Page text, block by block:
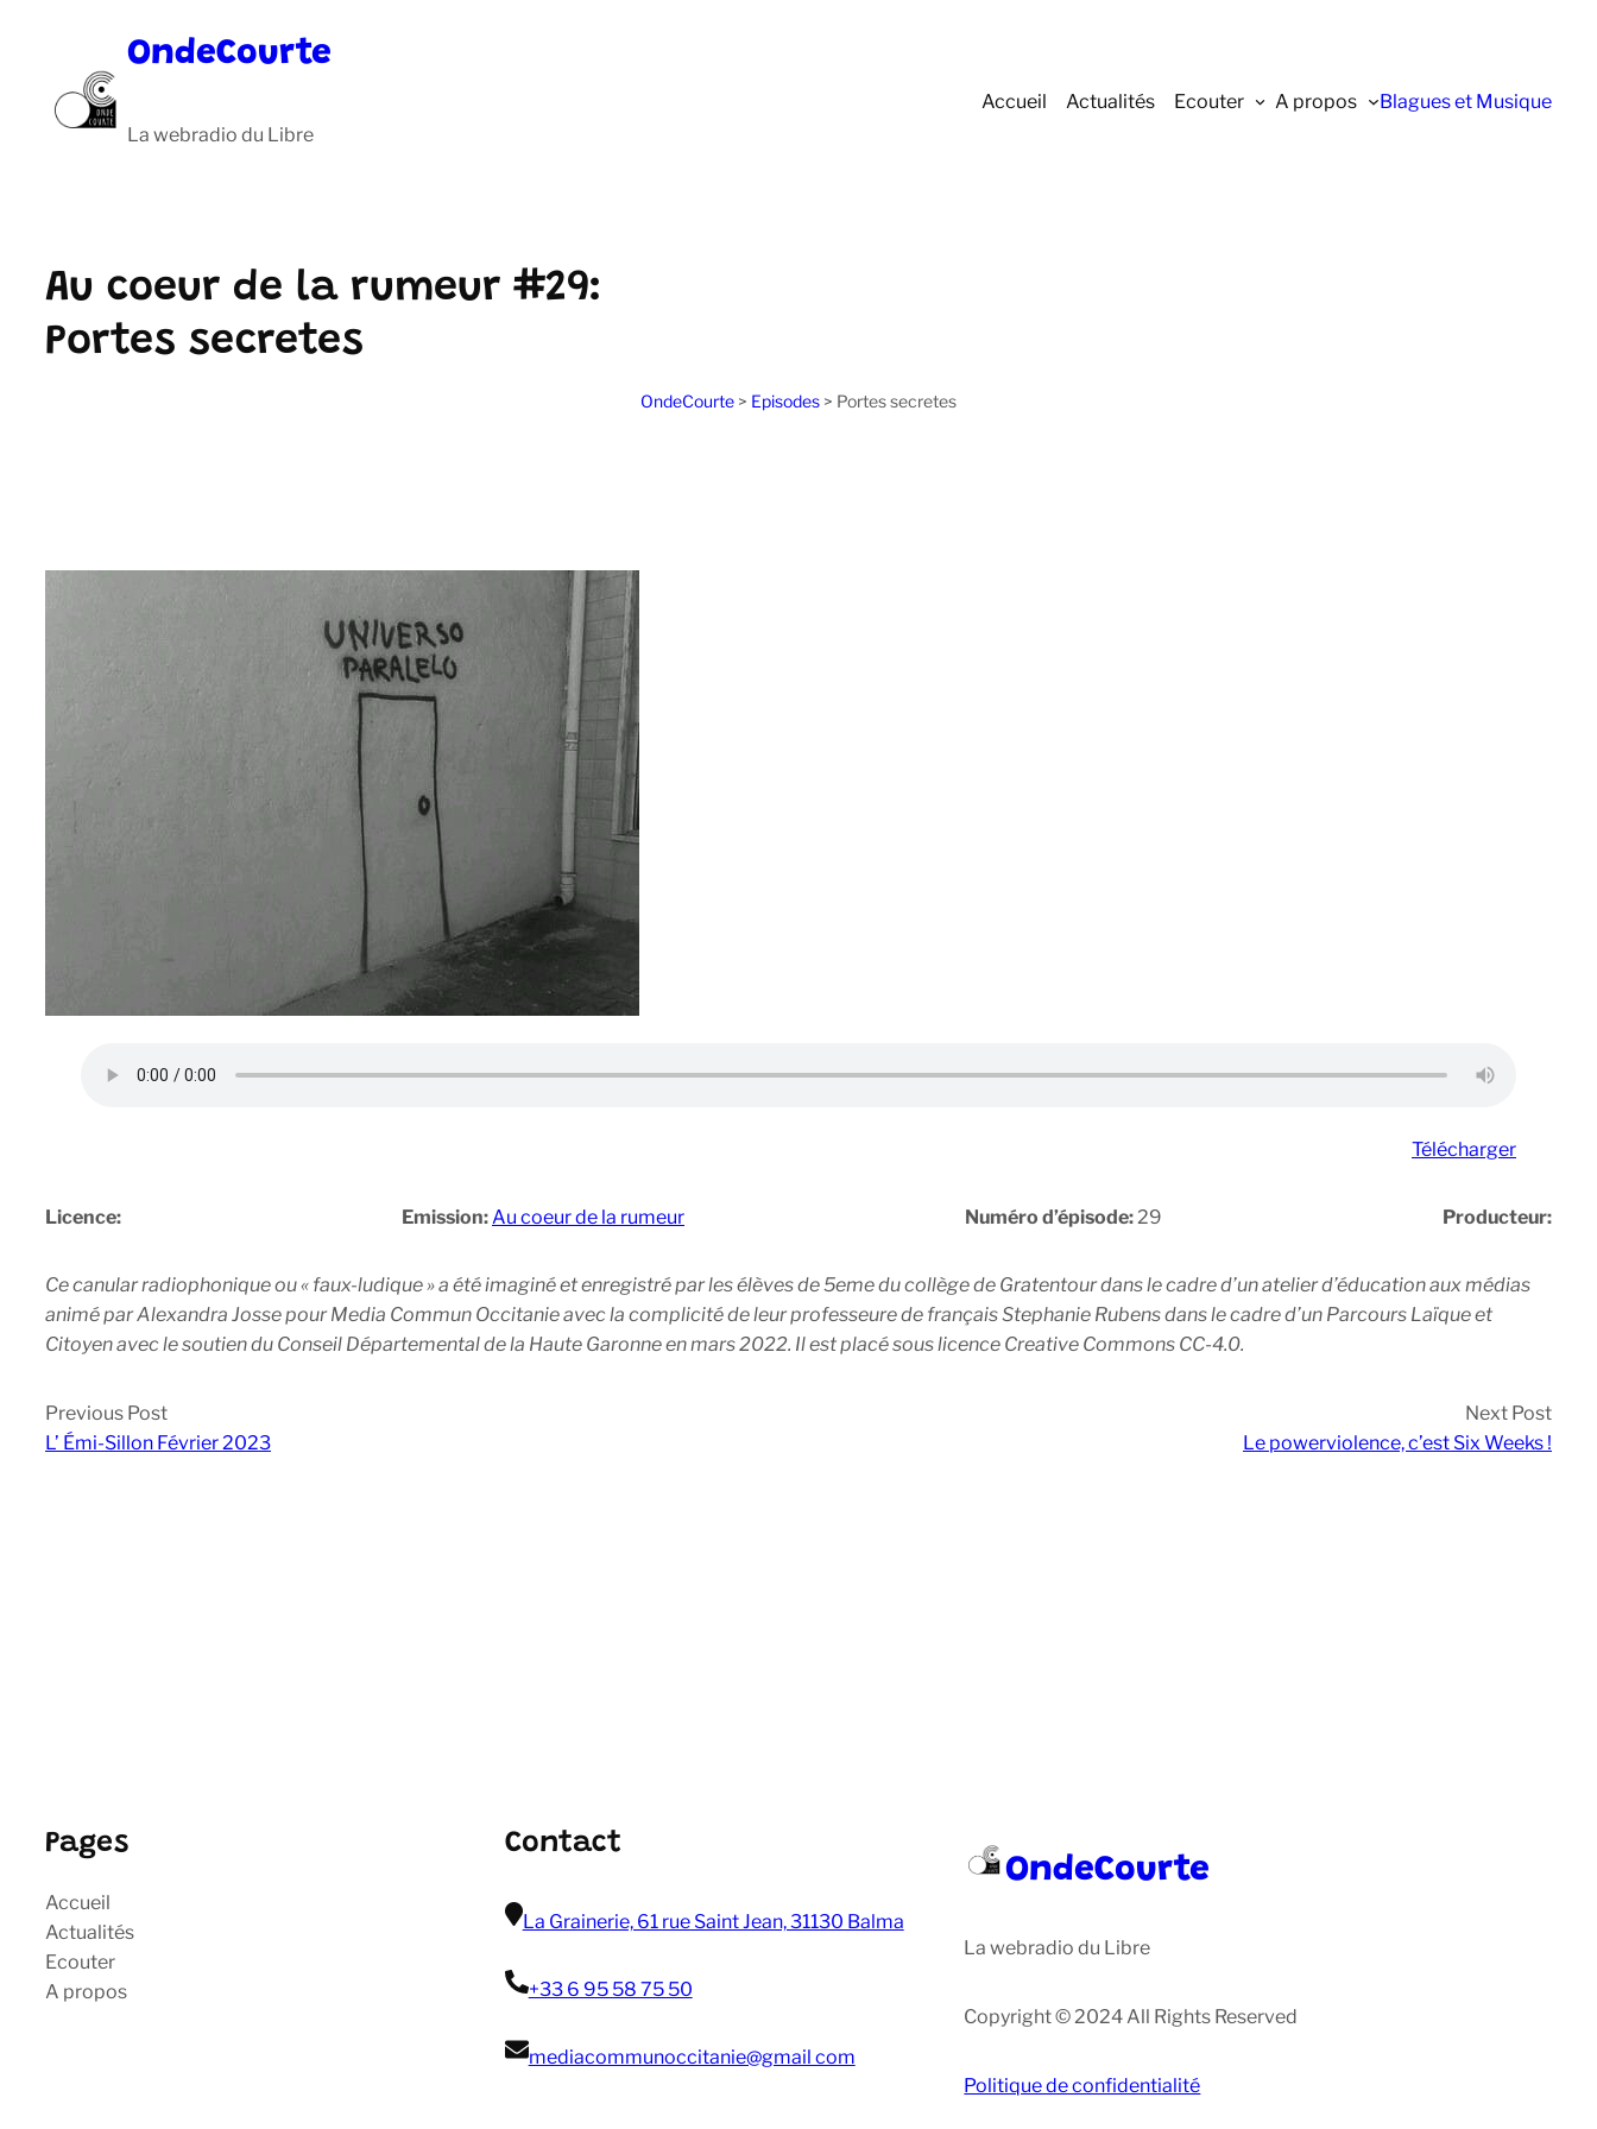
OndeCourte
La webradio du Libre
Accueil Actualités Ecouter A propos Blagues et Musique
Au coeur de la rumeur #29:
Portes secretes
OndeCourte > Episodes > Portes secretes
Télécharger
Licence: Emission:Au coeur de la rumeur Numéro d’épisode:29 Producteur:
Ce canular radiophonique ou « faux-ludique » a été imaginé et enregistré par les élèves de 5eme du collège de Gratentour dans le cadre d’un atelier d’éducation aux médias
animé par Alexandra Josse pour Media Commun Occitanie avec la complicité de leur professeure de français Stephanie Rubens dans le cadre d’un Parcours Laïque et
Citoyen avec le soutien du Conseil Départemental de la Haute Garonne en mars 2022. Il est placé sous licence Creative Commons CC-4.0.
Previous Post
L’ Émi-Sillon Février 2023
Next Post
Le powerviolence, c’est Six Weeks !
Pages
Accueil
Actualités
Ecouter
A propos
Contact
La Grainerie, 61 rue Saint Jean, 31130 Balma
+33 6 95 58 75 50
mediacommunoccitanie@gmail com
OndeCourte
La webradio du Libre
Copyright © 2024 All Rights Reserved
Politique de confidentialité